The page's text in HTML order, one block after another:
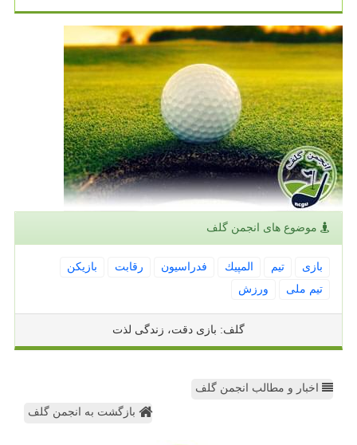
موضوع های انجمن گلف
بازی تیم المپیك فدراسیون رقابت
بازیكن
تیم ملی
ورزش
گلف: بازی دقت، زندگی لذت
اخبار و مطالب انجمن گلف
بازگشت به انجمن گلف